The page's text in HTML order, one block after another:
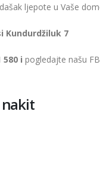
ljepote u Vaše
Kundurdžiluk 7
580 i pogledajte našu